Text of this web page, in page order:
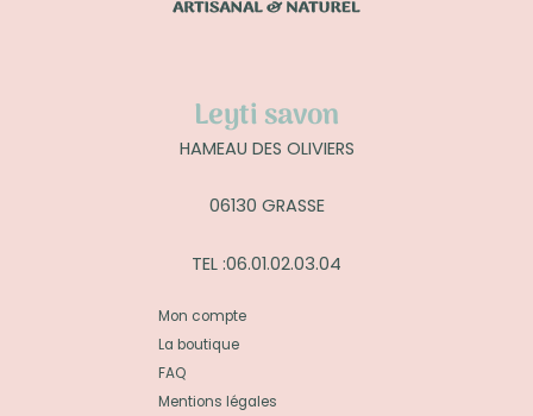
Leyti savon
HAMEAU DES OLIVIERS
06130 GRASSE
TEL :06.01.02.03.04
Mon compte
La boutique
FAQ
Mentions légales